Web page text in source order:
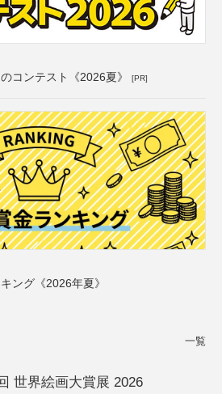
コンテスト《2026夏》 [PR]
ング《2026年夏》
一覧
世界絵画大賞展 2026